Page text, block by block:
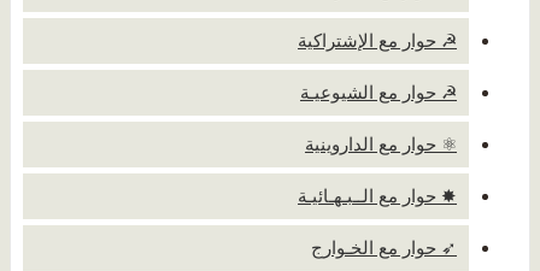
☭ حوار مع الإشتراكية
☭ حوار مع الشيوعيـة
⚛ حوار مع الداروينية
✸ حوار مع الــبـهـائيـة
➶ حوار مع الخـوارج